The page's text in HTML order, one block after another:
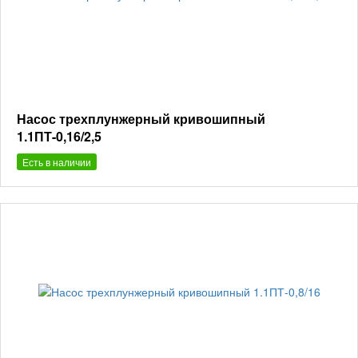
Насос трехплунжерный кривошипный
1.1ПТ-0,16/2,5
Есть в наличии